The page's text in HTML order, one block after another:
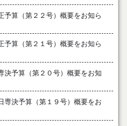
予算（第２２号）概要をお知ら
予算（第２１号）概要をお知ら
決予算（第２０号）概要をお知
専決予算（第１９号）概要をお